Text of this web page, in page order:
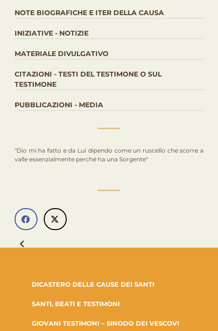
NOTE BIOGRAFICHE E ITER DELLA CAUSA
INIZIATIVE - NOTIZIE
MATERIALE DIVULGATIVO
CITAZIONI - TESTI DEL TESTIMONE O SUL
TESTIMONE
PUBBLICAZIONI - MEDIA
"Dio mi ha fatto e da Lui dipendo come un ruscello che scorre a
valle essenzialmente perché ha una Sorgente"
DICASTERO DELLE CAUSE DEI SANTI
SANTI, BEATI E TESTIMONI
GIOVANI TESTIMONI – SINODO DEI VESCOVI